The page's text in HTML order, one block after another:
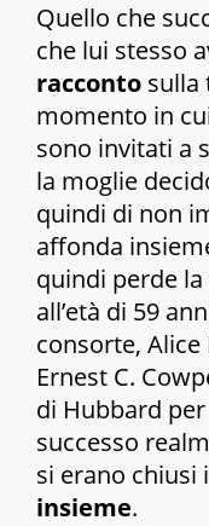
Quello che
che lui stesso
racconto sulla
momento in
sono invitati a
la moglie
quindi di non
affonda
quindi perde la
all’età di 59
consorte,
Ernest C.
di Hubbard
successo
si erano chiusi
insieme.